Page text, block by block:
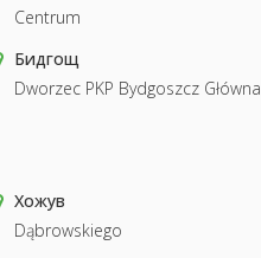
Centrum
Бидгощ
Dworzec PKP Bydgoszcz Główna
Хожув
Dąbrowskiego